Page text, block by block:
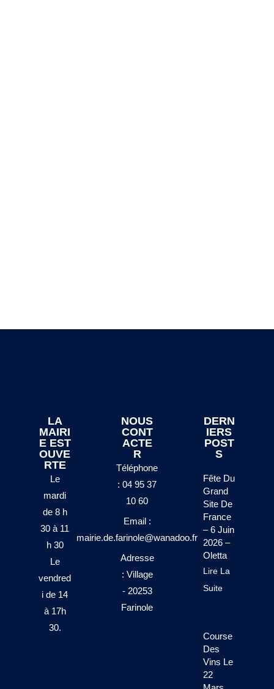
LA
MAIRI
E EST
OUVE
RTE
Le
mardi
de 8 h
30 à 11
h 30
Le
vendred
i de 14
à 17h
30.
NOUS
CONT
ACTE
R
Téléphone
: 04 95 37
10 60
Email :
mairie.de.farinole@wanadoo.fr
Adresse
: Village
- 20253
Farinole
DERN
IERS
POST
S
Fête Du
Grand
Site De
France
– 6 Juin
2026 –
Oletta
Lire La
Suite
Course
Des
Vins Le
22